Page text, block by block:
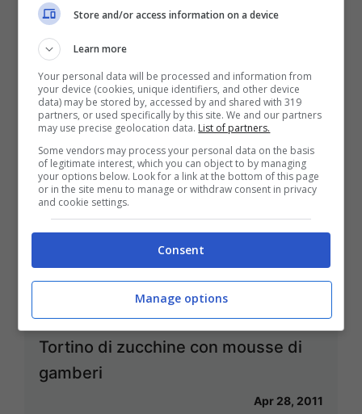
Come conservare la verdura di
stagione: a giugno zucchine
all’origano e peperoni in agrodolce
Giu 23, 2011
Verdura di stagione: cosa acquistare
a giugno
Tortino di zucchine con mousse di
gamberi
Apr 28, 2011
Store and/or access information on a device
Learn more
Your personal data will be processed and information from
your device (cookies, unique identifiers, and other device
data) may be stored by, accessed by and shared with 319
partners, or used specifically by this site. We and our partners
may use precise geolocation data. List of partners.
Some vendors may process your personal data on the basis
of legitimate interest, which you can object to by managing
your options below. Look for a link at the bottom of this page
or in the site menu to manage or withdraw consent in privacy
and cookie settings.
Consent
Manage options